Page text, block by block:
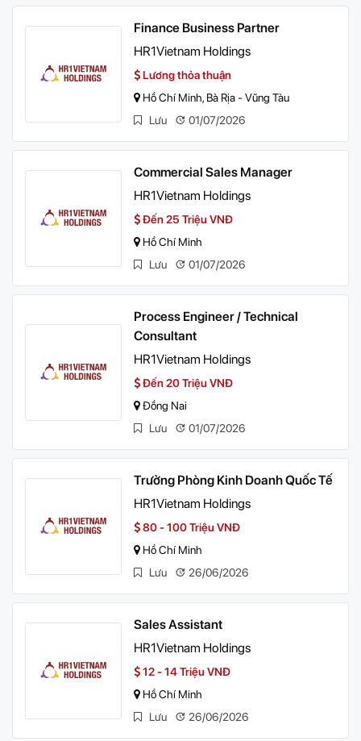
Finance Business Partner
HR1Vietnam Holdings
Lương thỏa thuận
Hồ Chí Minh, Bà Rịa - Vũng Tàu
Lưu
01/07/2026
Commercial Sales Manager
HR1Vietnam Holdings
Đến 25 Triệu VNĐ
Hồ Chí Minh
Lưu
01/07/2026
Process Engineer / Technical
Consultant
HR1Vietnam Holdings
Đến 20 Triệu VNĐ
Đồng Nai
Lưu
01/07/2026
Trưởng Phòng Kinh Doanh Quốc Tế
HR1Vietnam Holdings
80 - 100 Triệu VNĐ
Hồ Chí Minh
Lưu
26/06/2026
Sales Assistant
HR1Vietnam Holdings
12 - 14 Triệu VNĐ
Hồ Chí Minh
Lưu
26/06/2026